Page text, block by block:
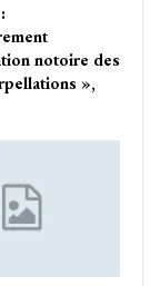
notoire des
»,